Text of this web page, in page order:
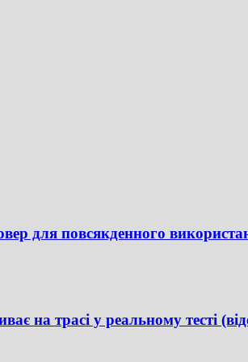
для повсякденного
на трасі у реальному тесті